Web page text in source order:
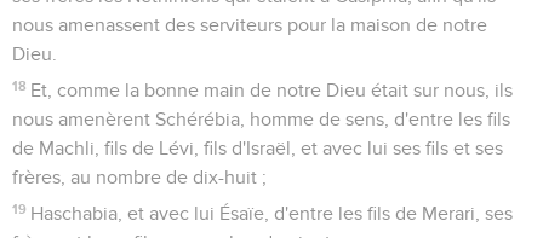
nous amenassent des serviteurs pour la maison de notre
Dieu.
18 Et, comme la bonne main de notre Dieu était sur nous, ils
nous amenèrent Schérébia, homme de sens, d'entre les fils
de Machli, fils de Lévi, fils d'Israël, et avec lui ses fils et ses
frères, au nombre de dix-huit ;
19 Haschabia, et avec lui Ésaïe, d'entre les fils de Merari, ses